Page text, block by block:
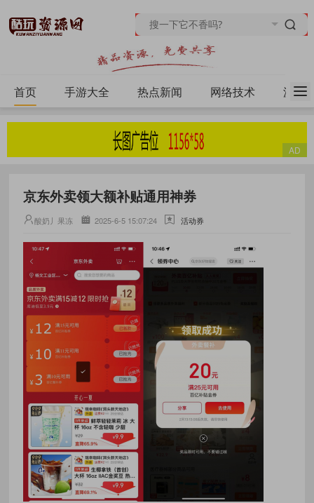
首页 手游大全 热点新闻 网络技术 源码
京东外卖领大额补贴通用神券
酸奶丿果冻 2025-6-5 15:07:24 活动券